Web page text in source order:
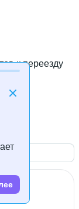
к переезду